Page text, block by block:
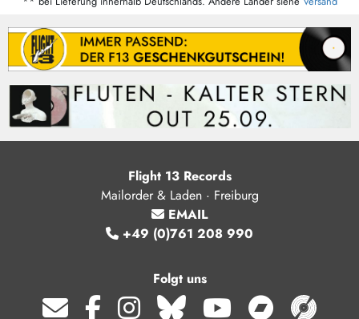
Flight 13 Records
Mailorder & Laden · Freiburg
EMAIL
+49 (0)761 208 990
Folgt uns